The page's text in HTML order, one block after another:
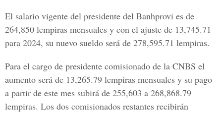
El salario vigente del presidente del Banhprovi es de
264,850 lempiras mensuales y con el ajuste de 13,745.71
para 2024, su nuevo sueldo será de 278,595.71 lempiras.
Para el cargo de presidente comisionado de la CNBS el
aumento será de 13,265.79 lempiras mensuales y su pago
a partir de este mes subirá de 255,603 a 268,868.79
lempiras. Los dos comisionados restantes recibirán